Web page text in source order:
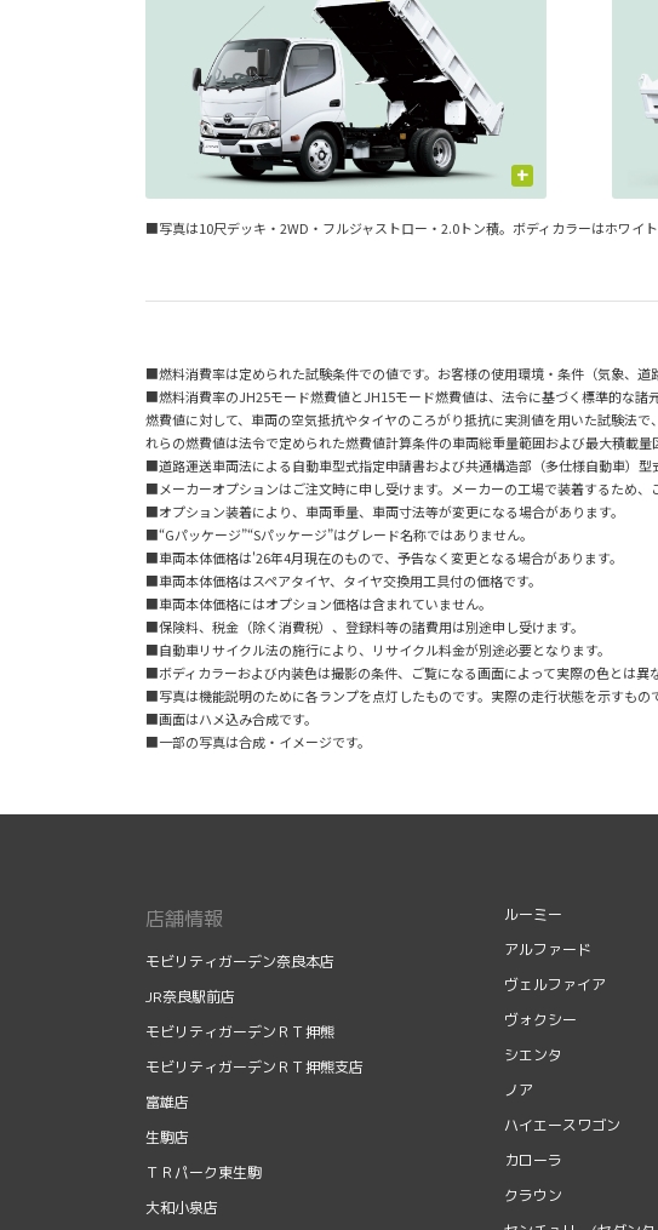
+
■写真は10尺デッキ・2WD・フルジャストロー・2.0トン積。ボディカラーはホワイ
■燃料消費率は定められた試験条件での値です。お客様の使用環境・条件（気象、
■燃料消費率のJH25モード燃費値とJH15モード燃費値は、法令に基づく標準的な
燃費値に対して、車両の空気抵抗やタイヤのころがり抵抗に実測値を用いた試験法
れらの燃費値は法令で定められた燃費値計算条件の車両総重量範囲および最大積載
■道路運送車両法による自動車型式指定申請書および共通構造部（多仕様自動車）型
■メーカーオプションはご注文時に申し受けます。メーカーの工場で装着するため、
■オプション装着により、車両重量、車両寸法等が変更になる場合があります。
■“Gパッケージ”“Sパッケージ”はグレード名称ではありません。
■車両本体価格は'26年4月現在のもので、予告なく変更となる場合があります。
■車両本体価格はスペアタイヤ、タイヤ交換用工具付の価格です。
■車両本体価格にはオプション価格は含まれていません。
■保険料、税金（除く消費税）、登録料等の諸費用は別途申し受けます。
■自動車リサイクル法の施行により、リサイクル料金が別途必要となります。
■ボディカラーおよび内装色は撮影の条件、ご覧になる画面によって実際の色とは異
■写真は機能説明のために各ランプを点灯したものです。実際の走行状態を示すもの
■画面はハメ込み合成です。
■一部の写真は合成・イメージです。
店舗情報
モビリティガーデン奈良本店
JR奈良駅前店
モビリティガーデンＲＴ押熊
モビリティガーデンＲＴ押熊支店
富雄店
生駒店
ＴＲパーク東生駒
大和小泉店
ルーミー
アルファード
ヴェルファイア
ヴォクシー
シエンタ
ノア
ハイエースワゴン
カローラ
クラウン